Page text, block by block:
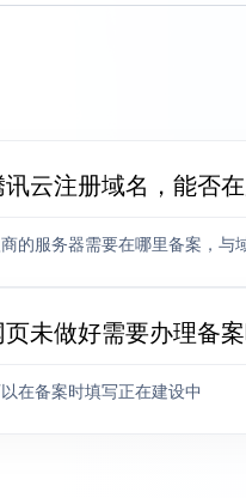
云注册域名，能否
的服务器需要在哪里备案，与
页未做好需要办理备案
在备案时填写正在建设中